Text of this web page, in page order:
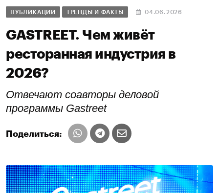
ПУБЛИКАЦИИ ТРЕНДЫ И ФАКТЫ 04.06.2026
GASTREET. Чем живёт
ресторанная индустрия в
2026?
Отвечают соавторы деловой
программы Gastreet
Поделиться: